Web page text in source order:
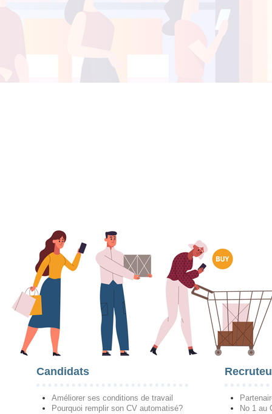
Candidats
Améliorer ses conditions de travail
Pourquoi remplir son CV automatisé?
No 1 au